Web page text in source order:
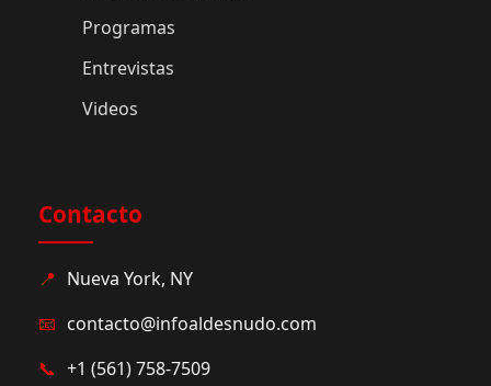
Programas
Entrevistas
Videos
Contacto
📍 Nueva York, NY
📧 contacto@infoaldesnudo.com
📞 +1 (561) 758-7509